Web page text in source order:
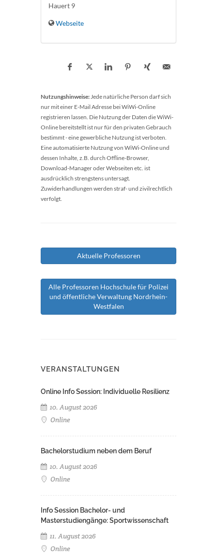
Hauert 9
Webseite
Nutzungshinweise:Jede natürliche Person darf sich
nur mit einer E-Mail Adresse bei WiWi-Online
registrieren lassen. Die Nutzung der Daten die WiWi-
Online bereitstellt ist nur für den privaten Gebrauch
bestimmt - eine gewerbliche Nutzung ist verboten.
Eine automatisierte Nutzung von WiWi-Online und
dessen Inhalte, z.B. durch Offline-Browser,
Download-Manager oder Webseiten etc. ist
ausdrücklich strengstens untersagt.
Zuwiderhandlungen werden straf- und zivilrechtlich
verfolgt.
Aktuelle Professoren
Alle Professoren Hochschule für Polizei
und öffentliche Verwaltung Nordrhein-
Westfalen
VERANSTALTUNGEN
Online Info Session: Individuelle Resilienz
10. August 2026
Online
Bachelorstudium neben dem Beruf
10. August 2026
Online
Info Session Bachelor- und
Masterstudiengänge: Sportwissenschaft
11. August 2026
Online